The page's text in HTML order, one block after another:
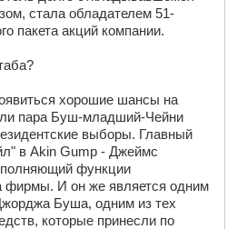
стала обладателем 51-
пакета акций компании.
хорошие шансы на
пара Буш-младший-Чейни
выборы. Главный
в Akin Gump - Джеймс
функции
фирмы. И он же является одним
Буша, одним из тех
которые принесли по